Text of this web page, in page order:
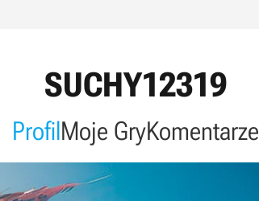
SUCHY12319
ProfilMoje GryKomentarze